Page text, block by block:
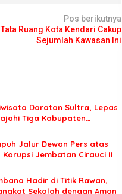
Pos berikutnya
Ruang Kota Kendari Cakup
Sejumlah Kawasan Ini
Daratan Sultra, Lepas
Tiga Kabupaten
Jalur Dewan Pers atas
Jembatan Cirauci II
Hadir di Titik Rawan,
Sekolah dengan Aman